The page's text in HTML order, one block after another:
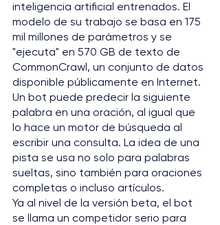
inteligencia artificial entrenados. El
modelo de su trabajo se basa en 175
mil millones de parámetros y se
"ejecuta" en 570 GB de texto de
CommonCrawl, un conjunto de datos
disponible públicamente en Internet.
Un bot puede predecir la siguiente
palabra en una oración, al igual que
lo hace un motor de búsqueda al
escribir una consulta. La idea de una
pista se usa no solo para palabras
sueltas, sino también para oraciones
completas o incluso artículos.
Ya al ​​nivel de la versión beta, el bot
se llama un competidor serio para